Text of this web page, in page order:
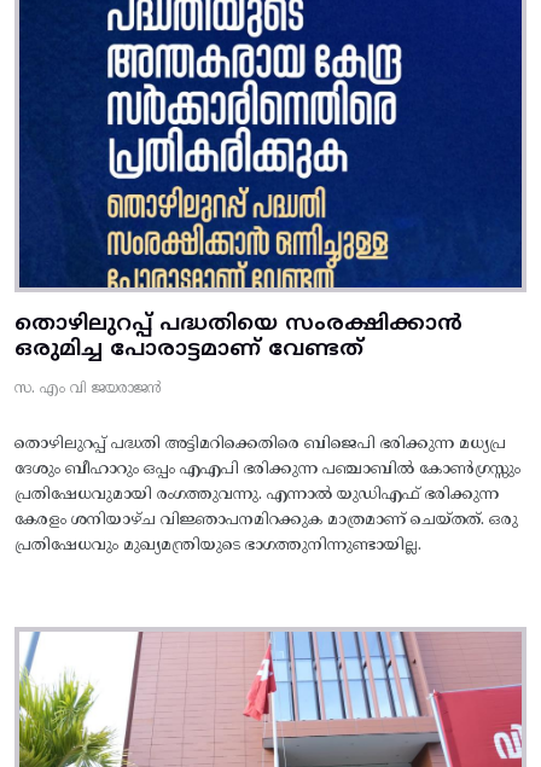
തൊഴിലുറപ്പ് പദ്ധതിയെ സംരക്ഷിക്കാൻ
ഒരുമിച്ച പോരാട്ടമാണ് വേണ്ടത്
സ. എം വി ജയരാജൻ
തൊഴിലുറപ്പ് പദ്ധതി അട്ടിമറിക്കെതിരെ ബിജെപി ഭരിക്കുന്ന മധ്യപ്ര
ദേശും ബീഹാറും ഒപ്പം എഎപി ഭരിക്കുന്ന പഞ്ചാബിൽ കോൺഗ്രസ്സും
പ്രതിഷേധവുമായി രംഗത്തുവന്നു. എന്നാൽ യുഡിഎഫ് ഭരിക്കുന്ന
കേരളം ശനിയാഴ്ച വിജ്ഞാപനമിറക്കുക മാത്രമാണ് ചെയ്തത്. ഒരു
പ്രതിഷേധവും മുഖ്യമന്ത്രിയുടെ ഭാഗത്തുനിന്നുണ്ടായില്ല.